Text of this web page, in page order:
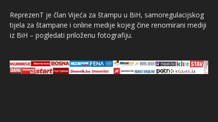
ReprezenT je član Vijeća za štampu u BiH, samoregulacijskog
tijela za štampane i online medije kojeg čine renomirani mediji
iz BiH – pogledati priloženu fotografiju.